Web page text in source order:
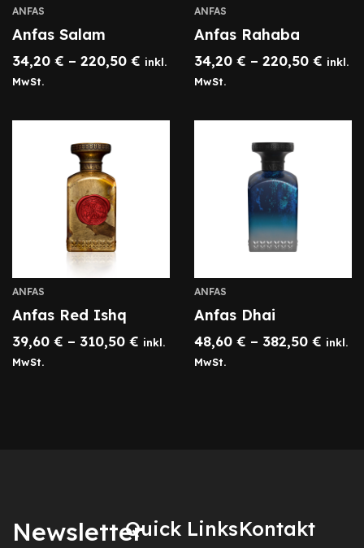
ANFAS
Anfas Salam
34,20 € – 220,50 € inkl.
MwSt.
ANFAS
Anfas Rahaba
34,20 € – 220,50 € inkl.
MwSt.
ANFAS
Anfas Red Ishq
39,60 € – 310,50 € inkl.
MwSt.
ANFAS
Anfas Dhai
48,60 € – 382,50 € inkl.
MwSt.
NewsletterQuick LinksKontakt